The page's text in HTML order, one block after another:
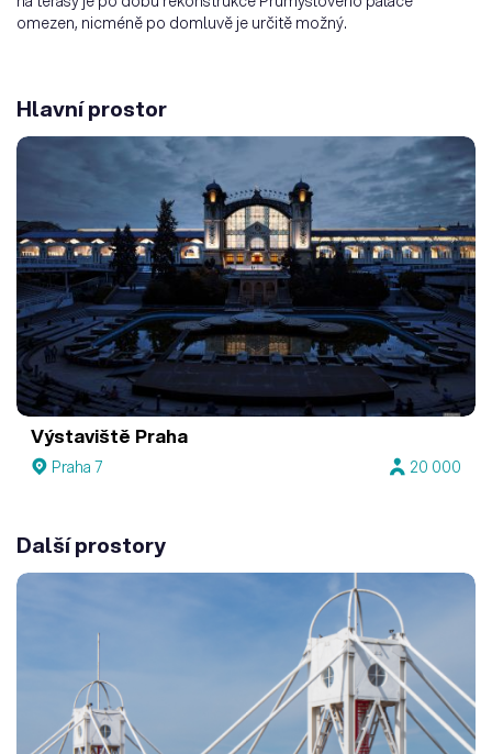
omezen, nicméně po domluvě je určitě možný.
Hlavní prostor
Výstaviště Praha
Praha 7 20 000
Další prostory